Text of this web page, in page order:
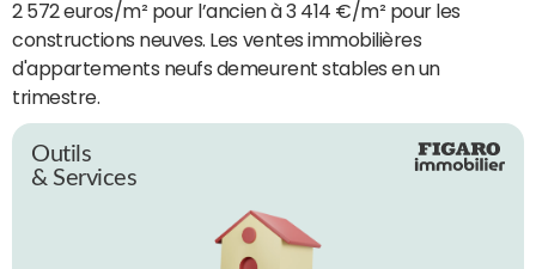
2 572 euros/m² pour l’ancien à 3 414 €/m² pour les
constructions neuves. Les ventes immobilières
d'appartements neufs demeurent stables en un
trimestre.
Outils
& Services